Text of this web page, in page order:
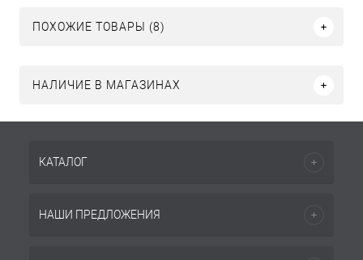
ПОХОЖИЕ ТОВАРЫ (8)
НАЛИЧИЕ В МАГАЗИНАХ
КАТАЛОГ
НАШИ ПРЕДЛОЖЕНИЯ